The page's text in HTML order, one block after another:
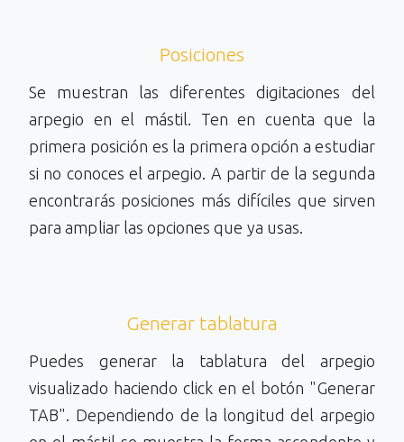
Posiciones
Se muestran las diferentes digitaciones del
arpegio en el mástil. Ten en cuenta que la
primera posición es la primera opción a estudiar
si no conoces el arpegio. A partir de la segunda
encontrarás posiciones más difíciles que sirven
para ampliar las opciones que ya usas.
Generar tablatura
Puedes generar la tablatura del arpegio
visualizado haciendo click en el botón "Generar
TAB". Dependiendo de la longitud del arpegio